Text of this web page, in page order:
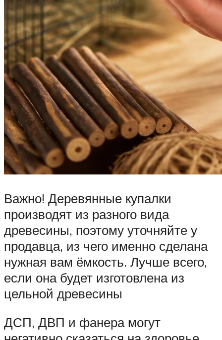
Важно! Деревянные купалки
производят из разного вида
древесины, поэтому уточняйте у
продавца, из чего именно сделана
нужная вам ёмкость. Лучше всего,
если она будет изготовлена из
цельной древесины
ДСП, ДВП и фанера могут